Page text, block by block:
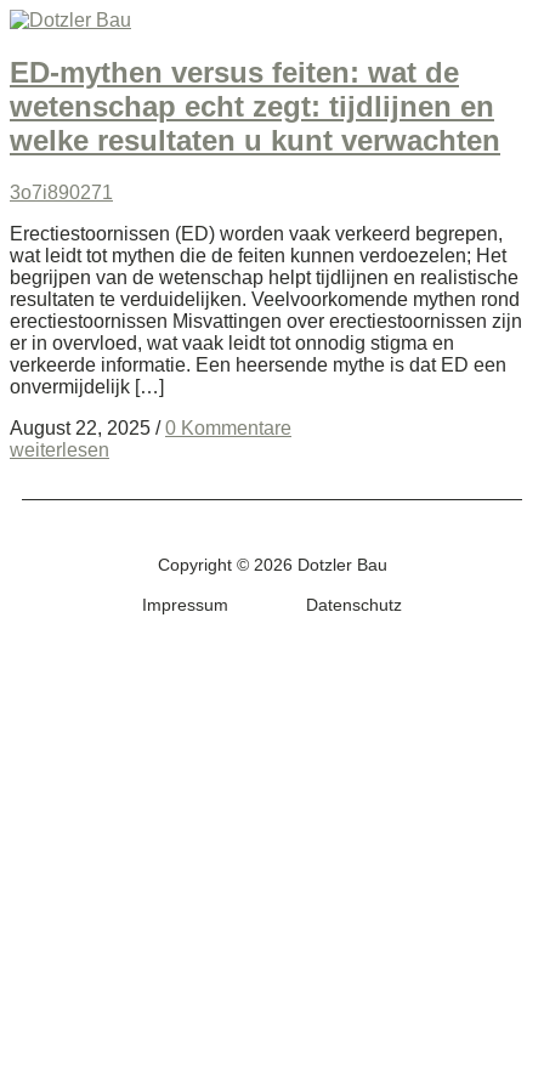
ED-mythen versus feiten: wat de
wetenschap echt zegt: tijdlijnen en
welke resultaten u kunt verwachten
3o7i890271
Erectiestoornissen (ED) worden vaak verkeerd begrepen,
wat leidt tot mythen die de feiten kunnen verdoezelen; Het
begrijpen van de wetenschap helpt tijdlijnen en realistische
resultaten te verduidelijken. Veelvoorkomende mythen rond
erectiestoornissen Misvattingen over erectiestoornissen zijn
er in overvloed, wat vaak leidt tot onnodig stigma en
verkeerde informatie. Een heersende mythe is dat ED een
onvermijdelijk […]
August 22, 2025 / 0 Kommentare
weiterlesen
Copyright © 2026 Dotzler Bau
Impressum Datenschutz